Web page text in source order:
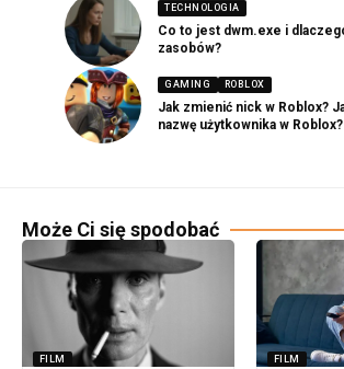
TECHNOLOGIA
Co to jest dwm.exe i
zasobów?
GAMING ROBLOX
Jak zmienić nick w Roblox?
nazwę użytkownika w Roblox?
Może Ci się spodobać
FILM FILM